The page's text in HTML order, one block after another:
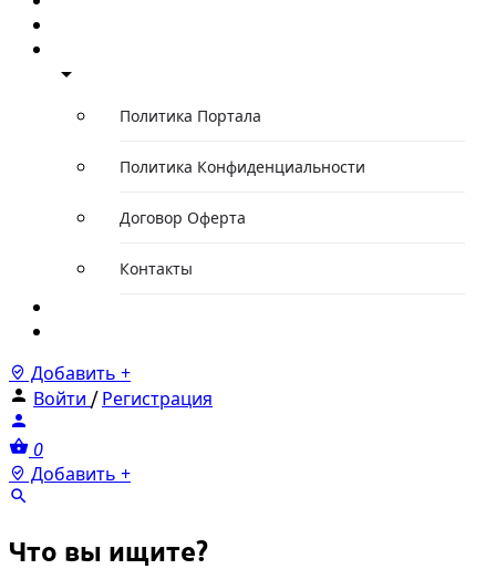
Политика Портала
Политика Конфиденциальности
Договор Оферта
Контакты
Добавить +
Войти / Регистрация
0
Добавить +
Что вы ищите?